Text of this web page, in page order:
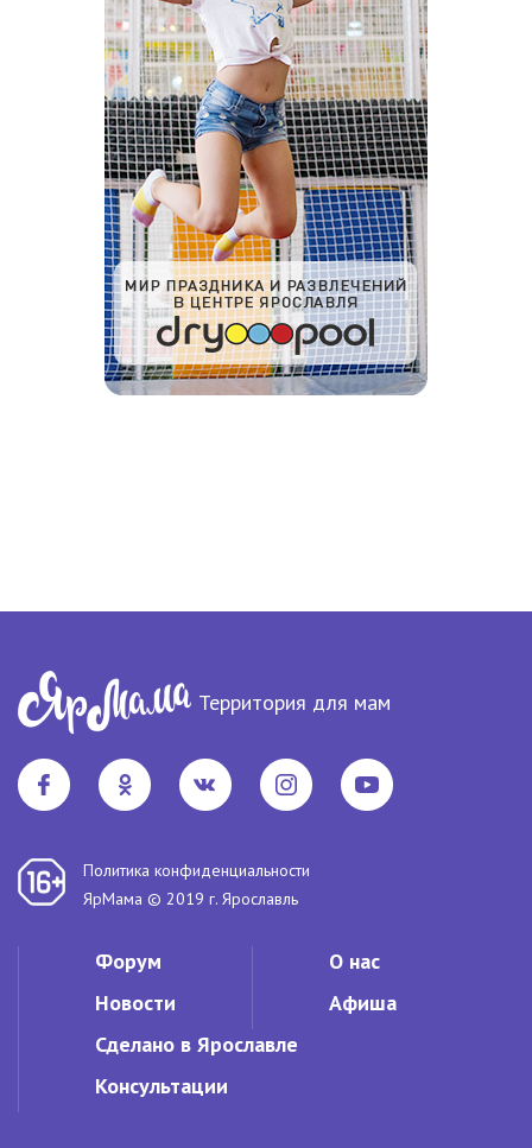
Территория для мам
Политика конфиденциальности
ЯрМама © 2019 г. Ярославль
Форум
Новости
О нас
Афиша
Сделано в Ярославле
Консультации